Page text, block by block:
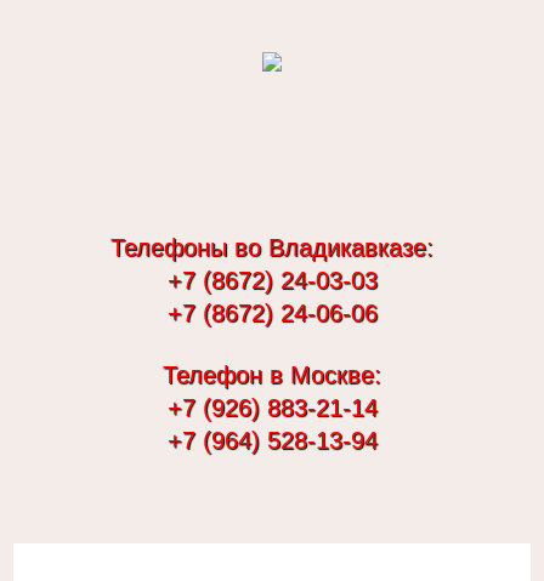
Телефоны во Владикавказе:
+7 (8672) 24-03-03
+7 (8672) 24-06-06
Телефон в Москве:
+7 (926) 883-21-14
+7 (964) 528-13-94